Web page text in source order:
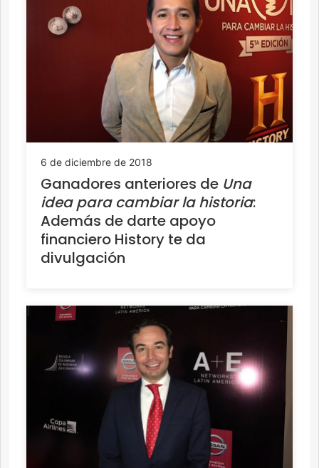
6 de diciembre de 2018
Ganadores anteriores de Una
idea para cambiar la historia:
Además de darte apoyo
financiero History te da
divulgación